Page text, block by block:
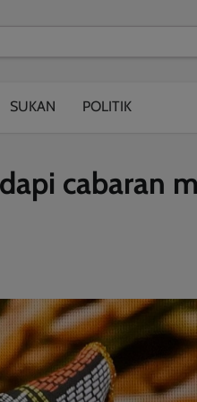
SUKAN POLITIK
cabaran